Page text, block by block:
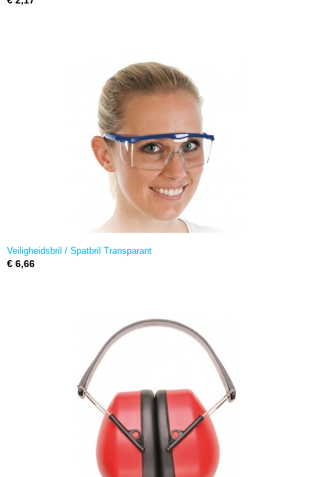
Veiligheidsbril / Spatbril Transparant
€ 6,66